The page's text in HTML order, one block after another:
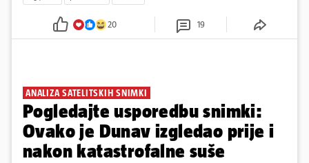
20 19
ANALIZA SATELITSKIH SNIMKI
Pogledajte usporedbu snimki:
Ovako je Dunav izgledao prije i
nakon katastrofalne suše